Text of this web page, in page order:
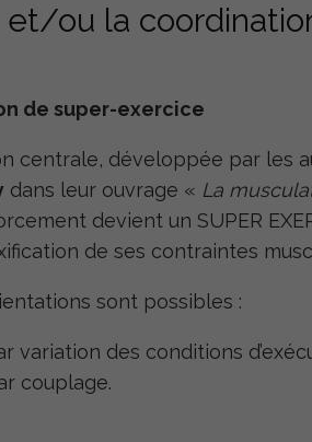
et/ou la
de super-exercice
centrale, développée par les
dans leur ouvrage « La
devient un SUPER
de ses contraintes
sont possibles :
variation des conditions
couplage.